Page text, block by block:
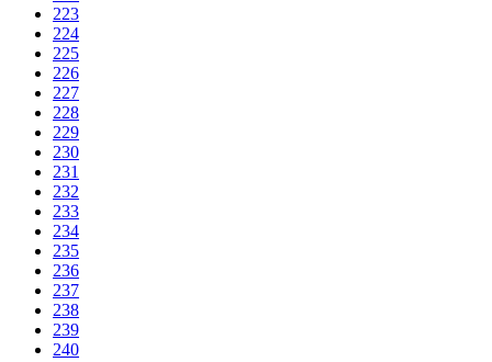
223
224
225
226
227
228
229
230
231
232
233
234
235
236
237
238
239
240